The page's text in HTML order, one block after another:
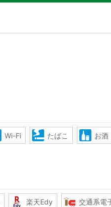
Wi-Fi たばこ お酒
楽天Edy 交通系電